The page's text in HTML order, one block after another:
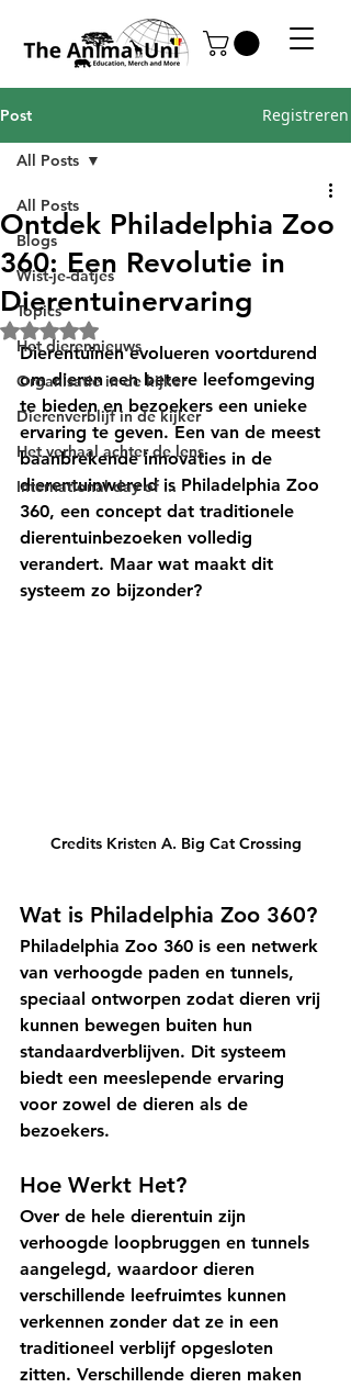
Post Registreren
All Posts
Blogs
Wist-je-datjes
Topics
Het dierennieuws
Organisatie in de kijker
Dierenverblijf in de kijker
Het verhaal achter de lens
International day of ...
All Posts
Ontdek Philadelphia Zoo
360: Een Revolutie in
Dierentuinervaring
Beoordeeld met NaN uit 5 sterren.
Dierentuinen evolueren voortdurend
om dieren een betere leefomgeving
te bieden en bezoekers een unieke
ervaring te geven. Een van de meest
baanbrekende innovaties in de
dierentuinwereld is Philadelphia Zoo
360, een concept dat traditionele
dierentuinbezoeken volledig
verandert. Maar wat maakt dit
systeem zo bijzonder?
Credits Kristen A. Big Cat Crossing
Wat is Philadelphia Zoo 360?
Philadelphia Zoo 360 is een netwerk
van verhoogde paden en tunnels,
speciaal ontworpen zodat dieren vrij
kunnen bewegen buiten hun
standaardverblijven. Dit systeem
biedt een meeslepende ervaring
voor zowel de dieren als de
bezoekers.
Hoe Werkt Het?
Over de hele dierentuin zijn
verhoogde loopbruggen en tunnels
aangelegd, waardoor dieren
verschillende leefruimtes kunnen
verkennen zonder dat ze in een
traditioneel verblijf opgesloten
zitten. Verschillende dieren maken